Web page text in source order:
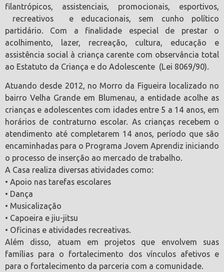
filantrópicos, assistenciais, promocionais, esportivos,
recreativos e educacionais, sem cunho político
partidário. Com a finalidade especial de prestar o
acolhimento, lazer, recreação, cultura, educação e
assistência social à criança carente com observância total
ao Estatuto da Criança e do Adolescente (Lei 8069/90).
Atuando desde 2012, no Morro da Figueira localizado no
bairro Velha Grande em Blumenau, a entidade acolhe as
crianças e adolescentes com idades entre 5 a 14 anos, em
horários de contraturno escolar. As crianças recebem o
atendimento até completarem 14 anos, período que são
encaminhadas para o Programa Jovem Aprendiz iniciando
o processo de inserção ao mercado de trabalho.
A Casa realiza diversas atividades como:
• Apoio nas tarefas escolares
• Dança
• Musicalização
• Capoeira e jiu-jitsu
• Oficinas e atividades recreativas.
Além disso, atuam em projetos que envolvem suas
famílias para o fortalecimento dos vínculos afetivos e
para o fortalecimento da parceria com a comunidade.